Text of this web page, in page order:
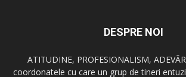
DESPRE NOI
ATITUDINE, PROFESIONALISM,
coordonatele cu care un grup de tineri